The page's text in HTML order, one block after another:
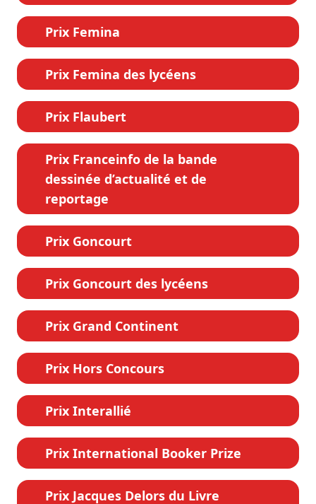
Prix Femina
Prix Femina des lycéens
Prix Flaubert
Prix Franceinfo de la bande
dessinée d’actualité et de
reportage
Prix Goncourt
Prix Goncourt des lycéens
Prix Grand Continent
Prix Hors Concours
Prix Interallié
Prix International Booker Prize
Prix Jacques Delors du Livre